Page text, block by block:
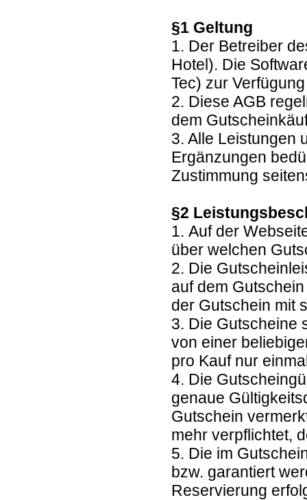
§1 Geltung
1. Der Betreiber
Hotel). Die
Tec) zur
2. Diese AGB
dem
3. Alle Leistungen
Ergänzungen
Zustimmung
§2
1. Auf der
über welchen
2. Die
auf dem
der Gutschein mit
3. Die Gutscheine
von einer
pro Kauf nur
4. Die
genaue
Gutschein
mehr verpflichtet,
5. Die im
bzw. garantiert
Reservierung